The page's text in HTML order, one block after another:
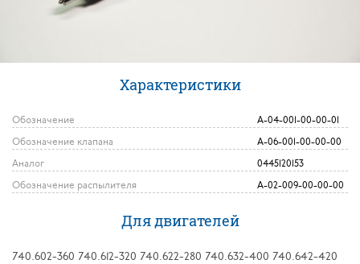
Характеристики
Обозначение А-04-001-00-00-01
Обозначение клапана А-06-001-00-00-00
Аналог 0445120153
Обозначение распылителя А-02-009-00-00-00
Для двигателей
740.602-360 740.612-320 740.622-280 740.632-400 740.642-420